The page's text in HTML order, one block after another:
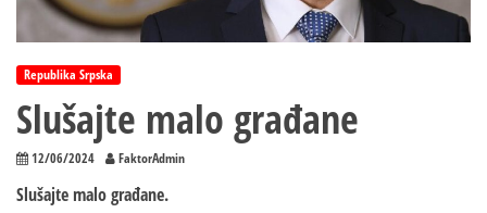
Republika Srpska
Slušajte malo građane
12/06/2024 FaktorAdmin
Slušajte malo građane.